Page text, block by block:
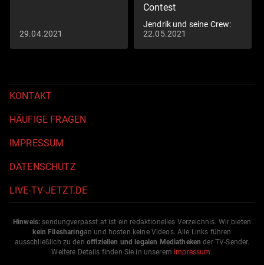
29.04.2021
Contest
Jendrik und seine Crew:
Das große ESC-Choreo-
Quiz
22.05.2021
KONTAKT
HÄUFIGE FRAGEN
IMPRESSUM
DATENSCHUTZ
LIVE-TV-JETZT.DE
Hinweis: sendungverpasst.at ist ein redaktionelles Verzeichnis. Wir bieten
kein Filesharingan und hosten keine Videos. Alle Links führen
ausschließlich zu den offiziellen und legalen Mediatheken der TV-Sender.
Weitere Details finden Sie in unserem Impressum.